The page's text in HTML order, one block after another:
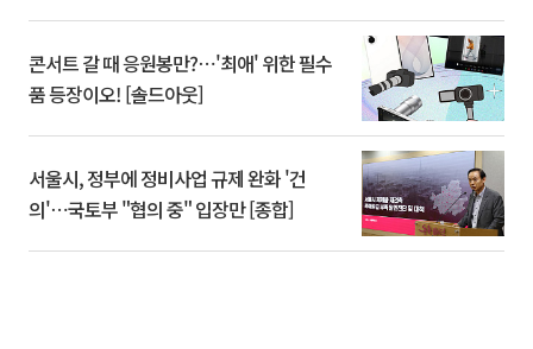
콘서트 갈 때 응원봉만?⋯'최애' 위한 필수
품 등장이오! [솔드아웃]
서울시, 정부에 정비사업 규제 완화 '건
의'⋯국토부 "협의 중" 입장만 [종합]